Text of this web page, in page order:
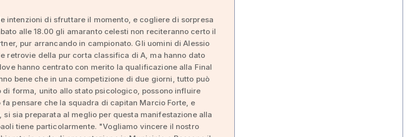
intenzioni di sfruttare il momento, e cogliere di sorpresa
alle 18.00 gli amaranto celesti non reciteranno certo il
pur arrancando in campionato. Gli uomini di Alessio
retrovie della pur corta classifica di A, ma hanno dato
hanno centrato con merito la qualificazione alla Final
bene che in una competizione di due giorni, tutto può
di forma, unito allo stato psicologico, possono influire
fa pensare che la squadra di capitan Marcio Forte, e
si sia preparata al meglio per questa manifestazione alla
tiene particolarmente. "Vogliamo vincere il nostro